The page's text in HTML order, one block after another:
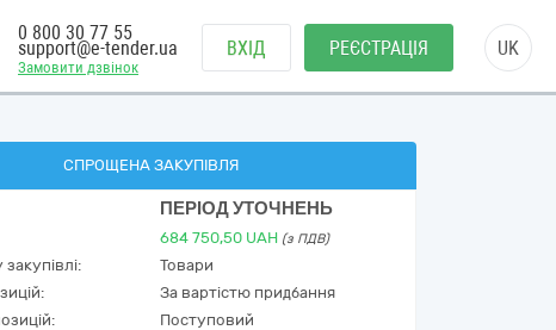
Замовити дзвінок
0 800 30 77 55
support@e-tender.ua ВХІД РЕЄСТРАЦІЯ UK
СПРОЩЕНА ЗАКУПІВЛЯ
ПЕРІОД УТОЧНЕНЬ
684 750,50 UAH (з ПДВ)
Товари
За вартістю придбання
Поступовий